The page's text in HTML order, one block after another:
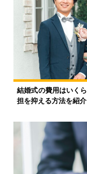
結婚式の費用はいく
担を抑える方法を紹介